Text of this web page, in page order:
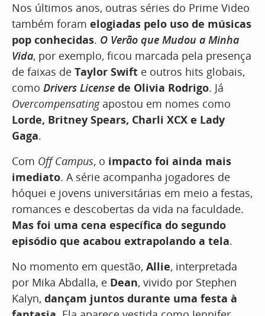
Nos últimos anos, outras séries do Prime Video
também foram elogiadas pelo uso de músicas
pop conhecidas. O Verão que Mudou a Minha
Vida, por exemplo, ficou marcada pela presença
de faixas de Taylor Swift e outros hits globais,
como Drivers License de Olivia Rodrigo. Já
Overcompensatingapostou em nomes como
Lorde, Britney Spears, Charli XCX e Lady
Gaga.
Com Off Campus, o impacto foi ainda mais
imediato. A série acompanha jogadores de
hóquei e jovens universitárias em meio a festas,
romances e descobertas da vida na faculdade.
Mas foi uma cena específica do segundo
episódio que acabou extrapolando a tela.
No momento em questão, Allie, interpretada
por Mika Abdalla, e Dean, vivido por Stephen
Kalyn, dançam juntos durante uma festa à